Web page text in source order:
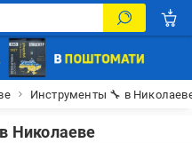
Инструменты 🔧 в
Николаеве